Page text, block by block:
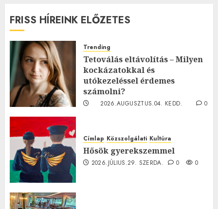
FRISS HÍREINK ELŐZETES
Trending
Tetoválás eltávolítás – Milyen
kockázatokkal és
utókezeléssel érdemes
számolni?
2026.AUGUSZTUS.04. KEDD.
0
Címlap Közszolgálati Kultúra
Hősök gyerekszemmel
2026.JÚLIUS.29. SZERDA. 0 0